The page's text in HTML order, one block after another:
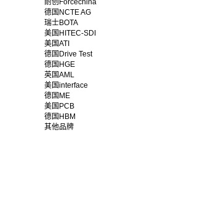
耐创Forcechina
德国NCTE AG
瑞士BOTA
美国HITEC-SDI
美国ATI
德国Drive Test
德国HGE
英国AML
美国interface
德国ME
美国PCB
德国HBM
其他品牌